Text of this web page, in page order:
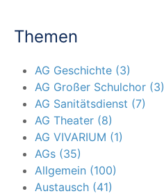
Themen
AG Geschichte (3)
AG Großer Schulchor (3)
AG Sanitätsdienst (7)
AG Theater (8)
AG VIVARIUM (1)
AGs (35)
Allgemein (100)
Austausch (41)